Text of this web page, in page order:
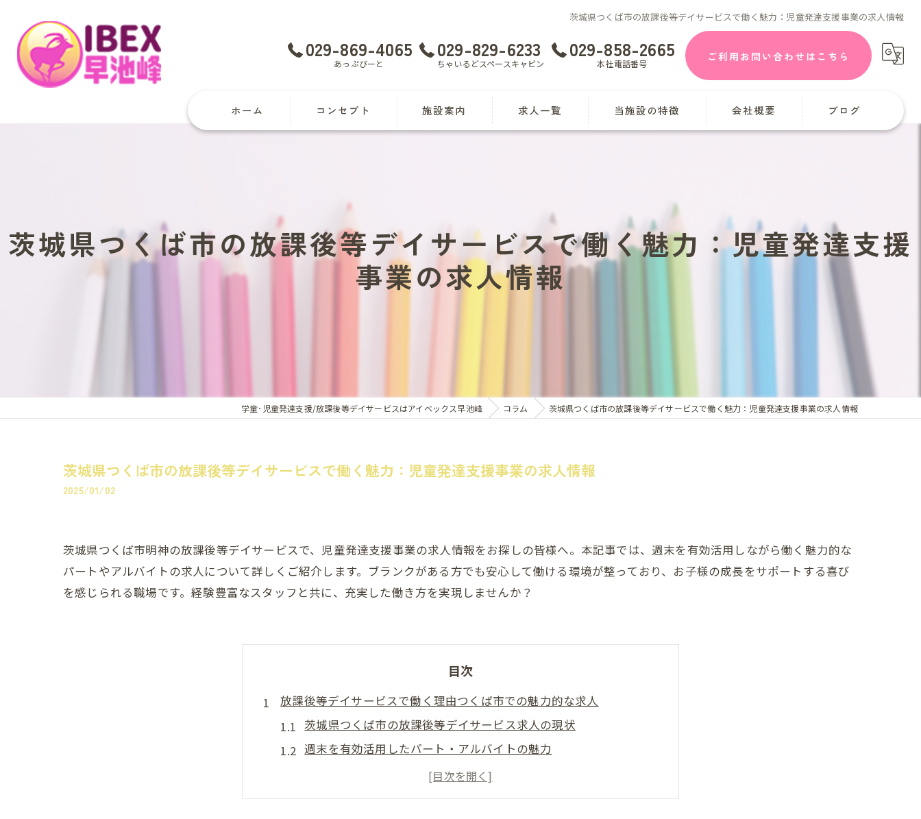
茨城県つくば市の放課後等デイサービスで働く魅力：児童発達支援事業の求人情報
029-869-4065
あっぷびーと
029-829-6233
ちゃいるどスペースキャビン
029-858-2665
本社電話番号
ご利用お問い合わせはこちら
ホーム コンセプト 施設案内 求人一覧 当施設の特徴
土曜日
会社概要 ブログ
茨城県つくば市の放課後等デイサービスで働く魅力：児童発達支援
事業の求人情報
学童･児童発達支援/放課後等デイサービスはアイベックス早池峰 コラム 茨城県つくば市の放課後等デイサービスで働く魅力：児童発達支援事業の求人情報
茨城県つくば市の放課後等デイサービスで働く魅力：児童発達支援事業の求人情報
2025/01/02
茨城県つくば市明神の放課後等デイサービスで、児童発達支援事業の求人情報をお探しの皆様へ。本記事では、週末を有効活用しながら働く魅力的な
パートやアルバイトの求人について詳しくご紹介します。ブランクがある方でも安心して働ける環境が整っており、お子様の成長をサポートする喜び
を感じられる職場です。経験豊富なスタッフと共に、充実した働き方を実現しませんか？
目次
放課後等デイサービスで働く理由つくば市での魅力的な求人
茨城県つくば市の放課後等デイサービス求人の現状
週末を有効活用したパート・アルバイトの魅力
地域に根ざした子ども支援のやりがい
柔軟な働き方が可能な職場環境